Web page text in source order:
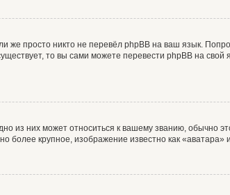
же просто никто не перевёл phpBB на ваш язык.
то вы сами можете перевести phpBB на
из них может относиться к вашему званию, обычно
крупное, изображение известно как «аватара»